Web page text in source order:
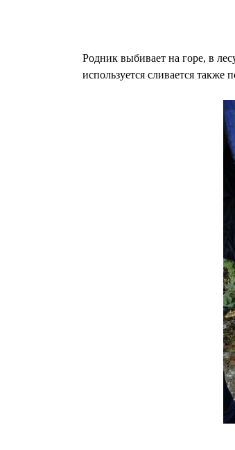
Родник выбивает на горе, в
используется сливается также